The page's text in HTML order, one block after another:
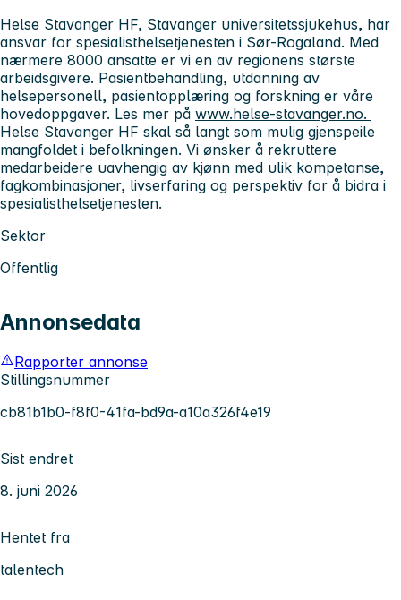
Helse Stavanger HF, Stavanger universitetssjukehus, har
ansvar for spesialisthelsetjenesten i Sør-Rogaland. Med
nærmere 8000 ansatte er vi en av regionens største
arbeidsgivere. Pasientbehandling, utdanning av
helsepersonell, pasientopplæring og forskning er våre
hovedoppgaver. Les mer på www.helse-stavanger.no.
Helse Stavanger HF skal så langt som mulig gjenspeile
mangfoldet i befolkningen. Vi ønsker å rekruttere
medarbeidere uavhengig av kjønn med ulik kompetanse,
fagkombinasjoner, livserfaring og perspektiv for å bidra i
spesialisthelsetjenesten.
Sektor
Offentlig
Annonsedata
Rapporter annonse
Stillingsnummer
cb81b1b0-f8f0-41fa-bd9a-a10a326f4e19
Sist endret
8. juni 2026
Hentet fra
talentech